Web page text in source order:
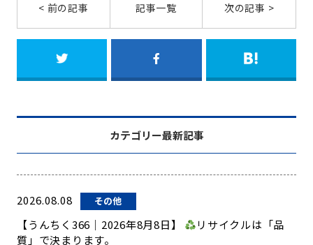
< 前の記事 記事一覧 次の記事 >
カテゴリー最新記事
2026.08.08 その他
【うんちく366｜2026年8月8日】
リサイクルは「品
質」で決まります。